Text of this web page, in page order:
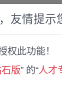
公众版
科研项目库
友情提示
权此功能！
版” 的“人才